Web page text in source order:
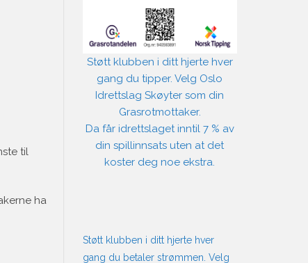
til
ha
Støtt klubben i ditt hjerte hver
gang du tipper. Velg Oslo
Idrettslag Skøyter som din
Grasrotmottaker.
Da får idrettslaget inntil 7 % av
din spillinnsats uten at det
koster deg noe ekstra.
Støtt klubben i ditt hjerte hver
gang du betaler strømmen. Velg